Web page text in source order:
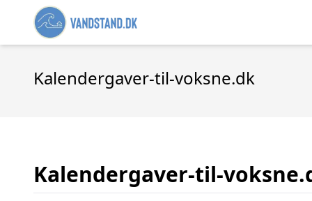
Kalendergaver-til-voksne.dk
Kalendergaver-til-